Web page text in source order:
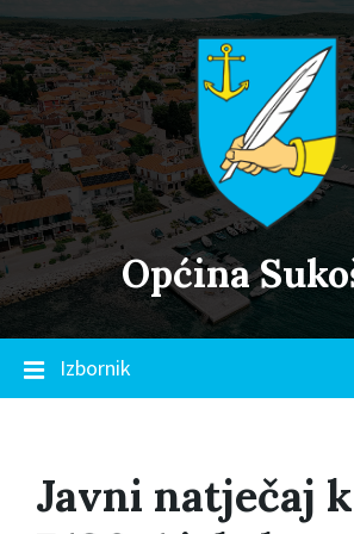
Skip
to
content
Skip
to
main
navigation
Skip
to
footer
Općina
Izbornik
Javni natječaj